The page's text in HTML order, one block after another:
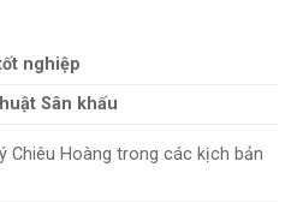
nghiệp
Sân khấu
Chiêu Hoàng trong các kịch bản